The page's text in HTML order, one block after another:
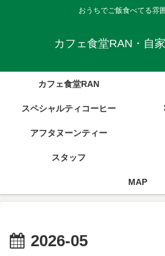
おうちでご飯食べてる雰
カフェ食堂RAN・自
カフェ食堂RAN
スペシャルティコーヒー
アフタヌーンティー
スタッフ
MAP
2026-05